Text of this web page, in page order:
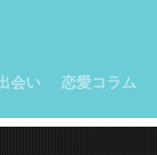
会い 恋愛コラム